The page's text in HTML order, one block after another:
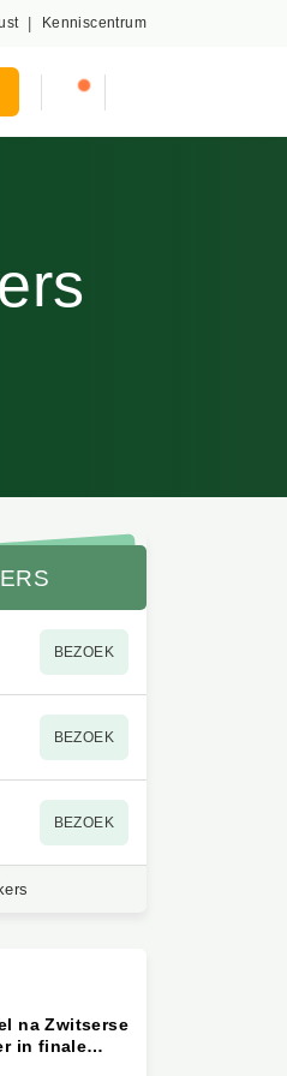
Kenniscentrum
BEZOEK
BEZOEK
BEZOEK
na
de beker
Biel-